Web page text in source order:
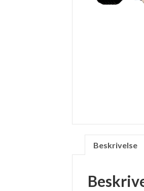
Beskrivelse